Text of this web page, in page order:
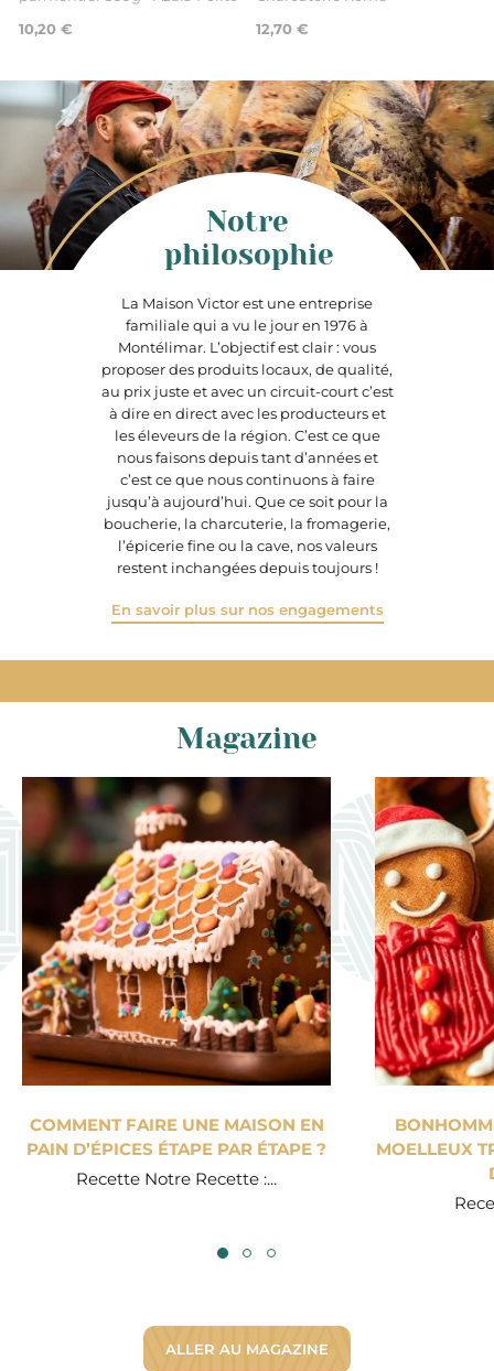
10,20 €
12,70 €
La Maison Victor est une entreprise
familiale qui a vu le jour en 1976 à
Montélimar. L’objectif est clair : vous
proposer des produits locaux, de qualité,
au prix juste et avec un circuit-court c’est
à dire en direct avec les producteurs et
les éleveurs de la région. C’est ce que
nous faisons depuis tant d’années et
c’est ce que nous continuons à faire
jusqu’à aujourd’hui. Que ce soit pour la
boucherie, la charcuterie, la fromagerie,
l’épicerie fine ou la cave, nos valeurs
restent inchangées depuis toujours !
En savoir plus sur nos engagements
Notre
philosophie
Magazine
COMMENT FAIRE UNE MAISON EN
PAIN D’ÉPICES ÉTAPE PAR ÉTAPE ?
Recette Notre Recette :...
MOELLEUX
ALLER AU MAGAZINE